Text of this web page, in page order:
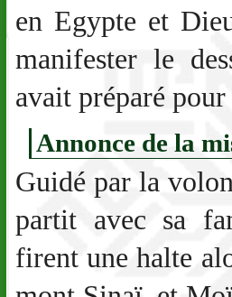
en Egypte et
manifester le
avait préparé
Annonce de la
Guidé par la
partit avec sa
firent une halte